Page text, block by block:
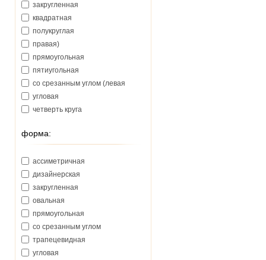
закругленная
квадратная
полукруглая
правая)
прямоугольная
пятиугольная
со срезанным углом (левая
угловая
четверть круга
форма:
ассиметричная
дизайнерская
закругленная
овальная
прямоугольная
со срезанным углом
трапецевидная
угловая